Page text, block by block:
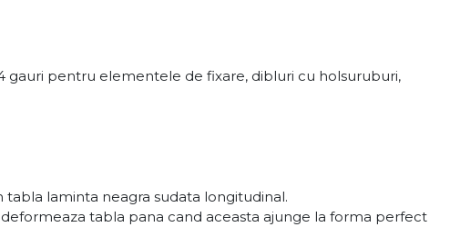
gauri pentru elementele de fixare, dibluri cu holsuruburi,
laminta neagra sudata longitudinal.
tabla pana cand aceasta ajunge la forma perfect